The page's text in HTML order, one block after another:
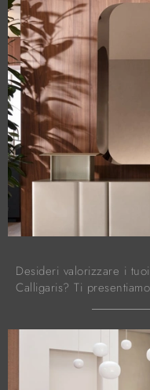
Desideri valorizzare i
Calligaris? Ti